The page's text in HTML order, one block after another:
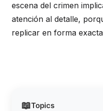
📖Topics
escena del crimen
atención al detalle,
replicar en forma